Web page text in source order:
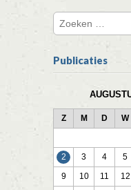
Zoeken
naar:
Publicaties
Z M D W
2
3 4 5
9
10 11 12